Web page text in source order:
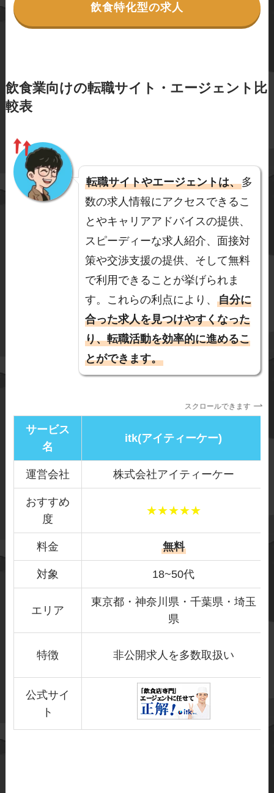
飲食特化型の求人
飲食業向けの転職サイト・エージェント比
較表
転職サイトやエージェントは、多
数の求人情報にアクセスできるこ
とやキャリアアドバイスの提供、
スピーディーな求人紹介、面接対
策や交渉支援の提供、そして無料
で利用できることが挙げられま
す。これらの利点により、自分に
合った求人を見つけやすくなった
り、転職活動を効率的に進めるこ
とができます。
スクロールできます
サービス
名
itk(アイティーケー)
運営会社 株式会社アイティーケー
おすすめ
度
★★★★★
料金 無料
対象 18~50代
エリア
東京都・神奈川県・千葉県・埼玉
県
特徴 非公開求人を多数取扱い
公式サイ
ト